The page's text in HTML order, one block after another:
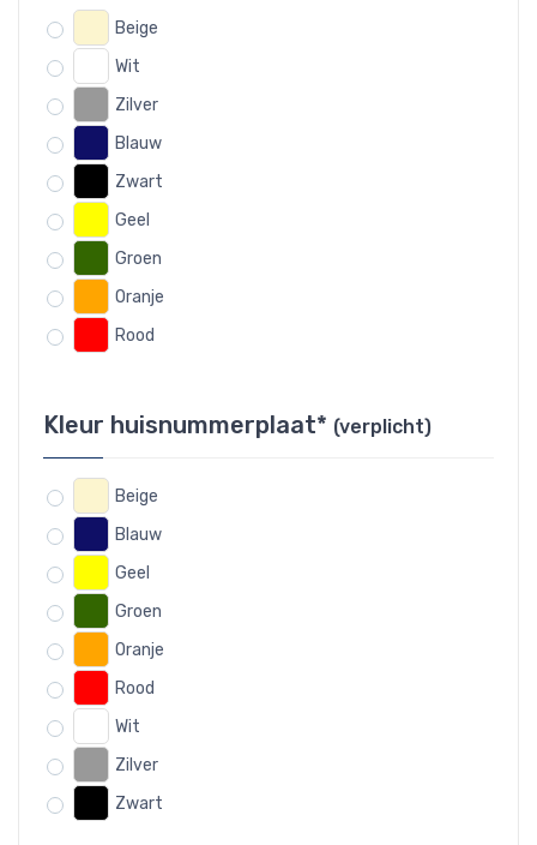
Beige
Wit
Zilver
Blauw
Zwart
Geel
Groen
Oranje
Rood
Kleur huisnummerplaat* (verplicht)
Beige
Blauw
Geel
Groen
Oranje
Rood
Wit
Zilver
Zwart